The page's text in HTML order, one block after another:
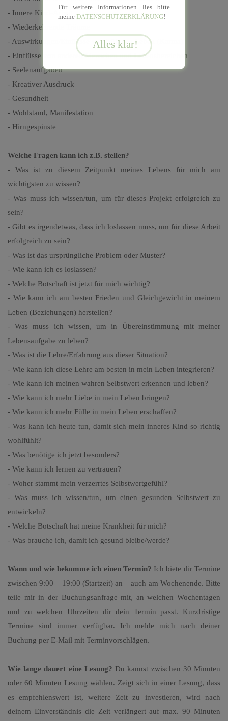
- Innere Kind-Arbeit
- Wiederkehrende Träume
- Auswirkungen/Einflüsse von früheren Leben (Karma)
- Einflüsse von anderen Menschen und Lebensbereichen
- Seelenaufgaben
- Kreativer Ausdruck
- Gesundheit
- Wohlstand, Manifestation
- Hirngespinste
Welche Fragen kann ich z.B. stellen?
- Was ist zu diesem Zeitpunkt meines Lebens für mich am
wichtigsten zu wissen?
- Was muss ich wissen/tun, um für dieses Projekt erfolgreich zu
sein?
- Gibt es irgendetwas, dass ich loslassen muss, um für diese Arbeit
erfolgreich zu sein?
- Was ist das ursprüngliche Problem oder Muster?
- Wie kann ich es loslassen?
- Welche Botschaft ist jetzt für mich wichtig?
- Wie kann ich am besten Frieden und Gleichgewicht in meinem
Leben (Beziehungen) herstellen?
- Was muss ich wissen, um in Übereinstimmung mit meiner
Lebensaufgabe zu leben?
- Was ist die Lehre/Erfahrung aus dieser Situation?
- Wie kann ich diese Lehre am besten in mein Leben integrieren?
- Wie kann ich meinen wahren Selbstwert erkennen und leben?
- Wie kann ich mehr Liebe in mein Leben bringen?
- Wie kann ich mehr Fülle in mein Leben erschaffen?
- Was kann ich heute tun, damit sich mein inneres Kind so richtig
wohlfühlt?
- Was benötige ich jetzt besonders?
- Wie kann ich lernen zu vertrauen?
- Woher stammt mein verzerrtes Selbstwertgefühl?
- Was muss ich wissen/tun, um einen gesunden Selbstwert zu
entwickeln?
- Welche Botschaft hat meine Krankheit für mich?
- Was brauche ich, damit ich gesund bleibe/werde?
Wann und wie bekomme ich einen Termin? Ich biete dir Termine
zwischen 9:00 – 19:00 (Startzeit) an – auch am Wochenende. Bitte
teile mir in der Buchungsanfrage mit, an welchen Wochentagen
und zu welchen Uhrzeiten dir dein Termin passt. Kurzfristige
Termine sind immer verfügbar. Ich melde mich nach deiner
Buchung per E-Mail mit Terminvorschlägen.
Wie lange dauert eine Lesung? Du kannst zwischen 30 Minuten
oder 60 Minuten Lesung wählen. Zeigt sich in einer Lesung, dass
es empfehlenswert ist, weitere Zeit zu investieren, wird nach
deinem Einverständnis die Zeit verlängert auf max. 90 Minuten
Für weitere Informationen lies bitte
meine DATENSCHUTZERKLÄRUNG!